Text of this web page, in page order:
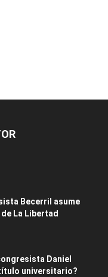
Becerril asume
La Libertad
Daniel
universitario?